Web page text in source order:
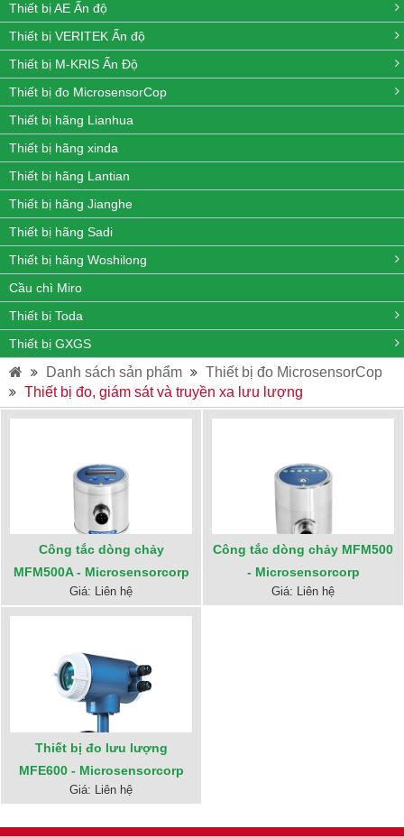
Thiết bị AE Ấn độ
Thiết bị VERITEK Ấn độ
Thiết bị M-KRIS Ấn Độ
Thiết bị đo MicrosensorCop
Thiết bị hãng Lianhua
Thiết bị hãng xinda
Thiết bị hãng Lantian
Thiết bị hãng Jianghe
Thiết bị hãng Sadi
Thiết bị hãng Woshilong
Cầu chì Miro
Thiết bị Toda
Thiết bị GXGS
Danh sách sản phẩm
Thiết bị đo MicrosensorCop
Thiết bị đo, giám sát và truyền xa lưu lượng
Công tắc dòng chảy
MFM500A - Microsensorcorp
Giá: Liên hệ
Công tắc dòng chảy MFM500
- Microsensorcorp
Giá: Liên hệ
Thiết bị đo lưu lượng
MFE600 - Microsensorcorp
Giá: Liên hệ